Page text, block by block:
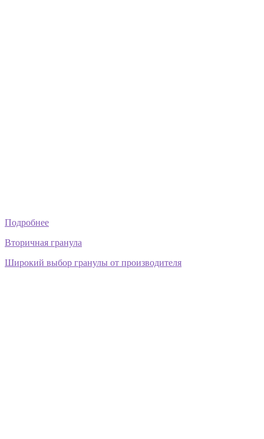
Подробнее
Вторичная гранула
Широкий выбор гранулы от производителя